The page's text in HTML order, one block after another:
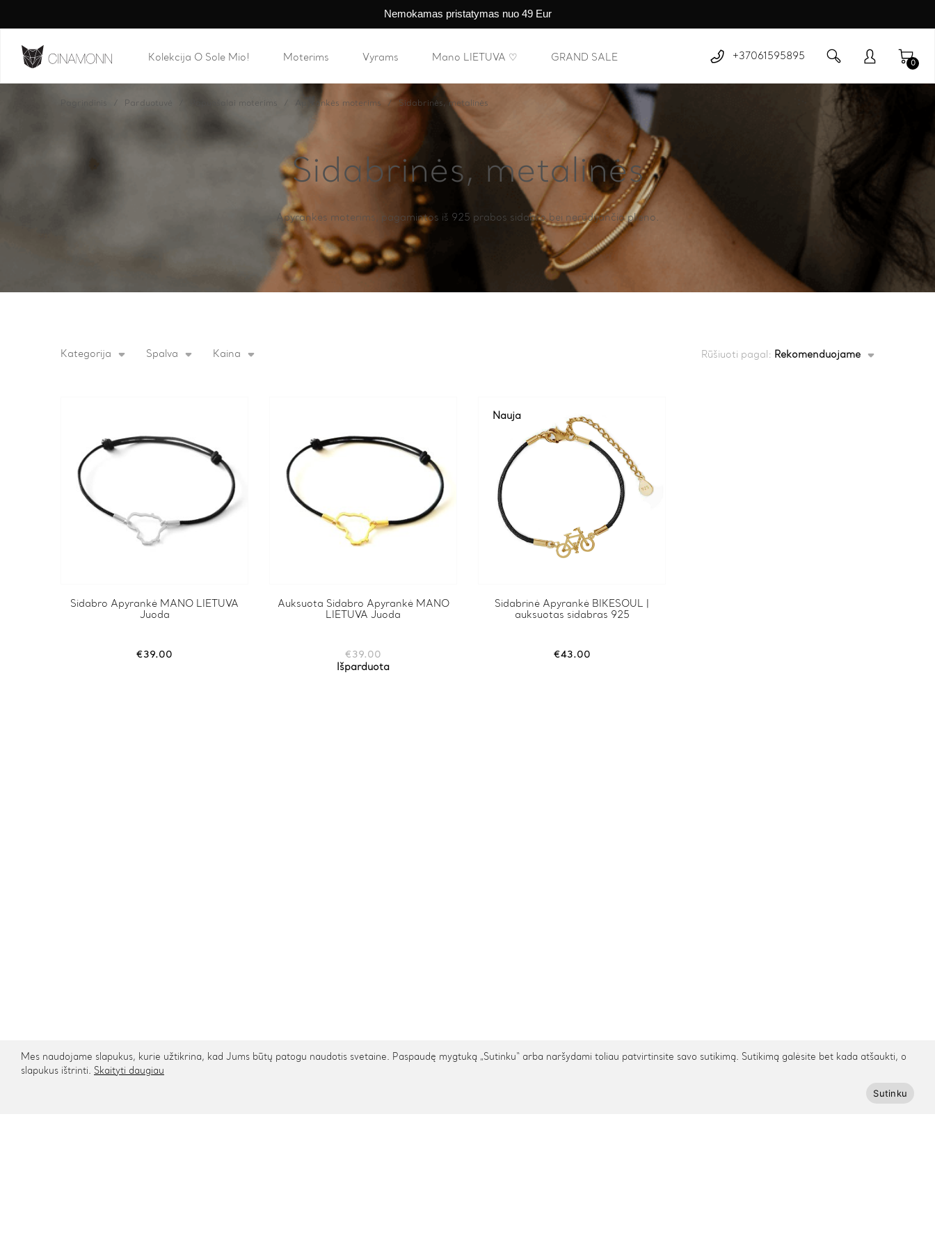
Nemokamas pristatymas nuo 49 Eur
Kolekcija O Sole Mio! Moterims Vyrams Mano LIETUVA ♡ GRAND SALE +37061595895
0
Sidabrinės, metalinės
Apyrankės moterims, pagamintos iš 925 prabos sidabro bei nerūdijančio plieno.
Pagrindinis Parduotuvė Papuošalai moterims Apyrankės moterims Sidabrinės, metalinės
Kategorija Spalva Kaina Rūšiuoti pagal: Rekomenduojame
Sidabro Apyrankė MANO LIETUVA
Juoda
€39.00
Auksuota Sidabro Apyrankė MANO
LIETUVA Juoda
€ 39.00
Išparduota
Nauja
Sidabrinė Apyrankė BIKESOUL |
auksuotas sidabras 925
€43.00
Mes naudojame slapukus, kurie užtikrina, kad Jums būtų patogu naudotis svetaine. Paspaudę mygtuką „Sutinku“ arba naršydami toliau patvirtinsite savo sutikimą. Sutikimą galėsite bet kada atšaukti, o
slapukus ištrinti. Skaityti daugiau
Sutinku